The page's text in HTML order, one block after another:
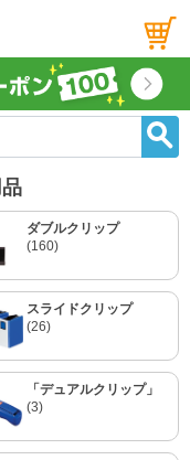
ダブルクリップ
(160)
スライドクリップ
(26)
「デュアルクリップ」
(3)